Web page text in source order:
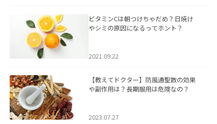
ビタミンCは朝つけちゃだめ？日焼け
やシミの原因になるってホント？
2021.09.22
【教えてドクター】防風通聖散の効果
や副作用は？長期服用は危険なの？
2023.07.27